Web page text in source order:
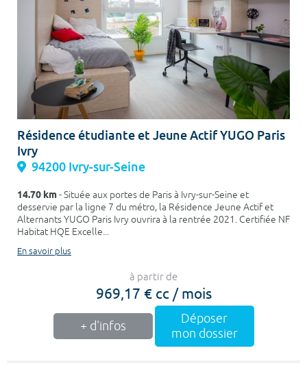
Résidence étudiante et Jeune Actif YUGO Paris
Ivry
94200 Ivry-sur-Seine
14.70 km- Située aux portes de Paris à Ivry-sur-Seine et
desservie par la ligne 7 du métro, la Résidence Jeune Actif et
Alternants YUGO Paris Ivry ouvrira à la rentrée 2021. Certifiée NF
Habitat HQE Excelle...
En savoir plus
à partir de
969,17 € cc / mois
+ d'infos
Déposer
mon dossier